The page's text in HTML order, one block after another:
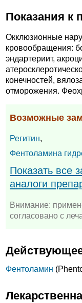
Показания к
Окклюзионные
кровообращения:
эндартериит,
конечностей,
отморожения.
Возможные
Регитин,
Фентоламина
Показать все
аналоги
Внимание:
согласовано с
Фентоламин